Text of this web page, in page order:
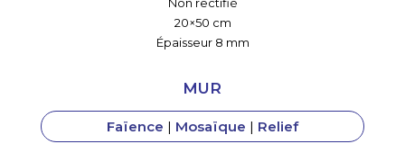
20×50 cm
Épaisseur 8 mm
MUR
Faïence | Mosaïque | Relief